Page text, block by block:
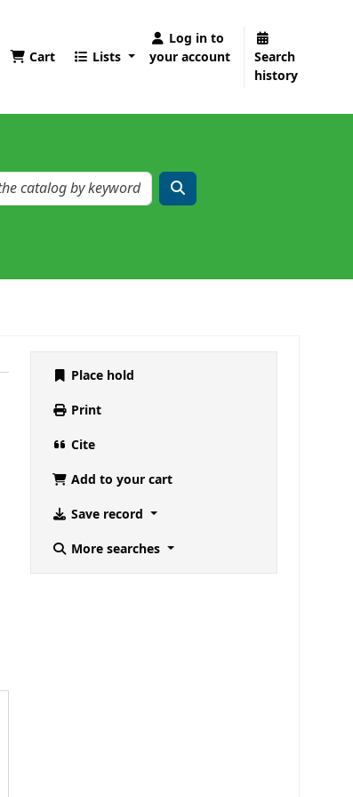
Cart Lists
Log in to
your account
Search
history
Place hold
Print
Cite
Add to your cart
Save record
More searches